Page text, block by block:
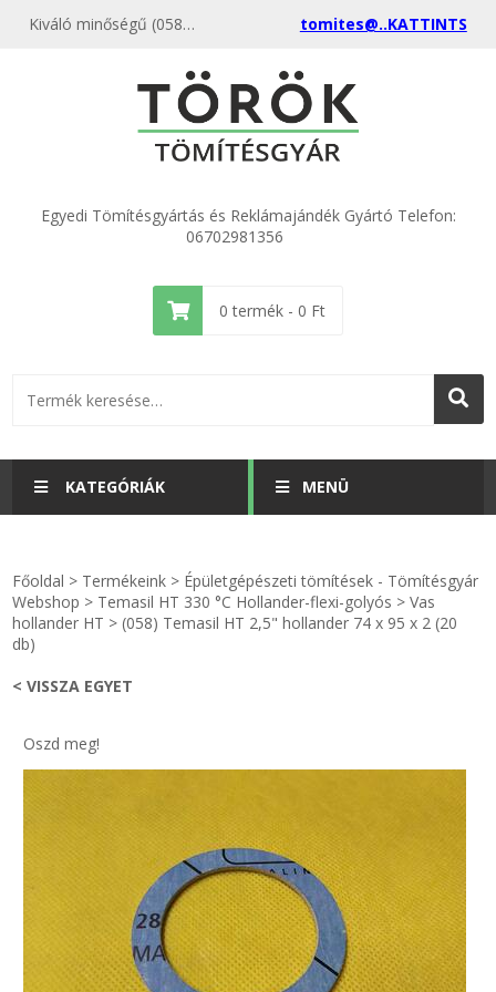
Kiváló minőségű (058) Temasil HT 2,5" hollander 74 x 95 x 2 (20 db) kedvező áron, egyenest a gyártótól, rendeld meg most és csatlakozz a több ezer elégedett vásárlóhoz. tomites@..KATTINTS
Egyedi Tömítésgyártás és Reklámajándék Gyártó Telefon:
06702981356
0 termék - 0 Ft
KATEGÓRIÁK
KULCSTARTÓ - KULCSKARIKA
IPARI KARIMA TÖMÍTÉS
TÖMÍTŐ TÁBLA - SZIGETELŐ LEMEZ
GUMILEMEZ - FILC - HÓTOLÓ
TÖMÍTŐ ZSINÓR - RAGASZTÓ
MENÜ
videók
Hírek
Kapcsolat
ÁSZF
Főoldal > Termékeink > Épületgépészeti tömítések - Tömítésgyár
Webshop > Temasil HT 330 °C Hollander-flexi-golyós >Vas
hollander HT >(058) Temasil HT 2,5" hollander 74 x 95 x 2 (20
db)
< VISSZA EGYET
Oszd meg!